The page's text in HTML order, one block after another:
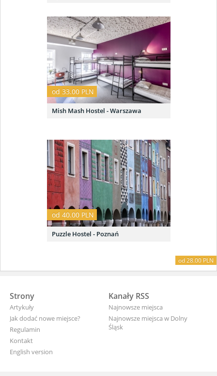
od 28.00 PLN
od 33.00 PLN
Mish Mash Hostel - Warszawa
od 40.00 PLN
Puzzle Hostel - Poznań
Strony
Artykuły
Jak dodać nowe miejsce?
Regulamin
Kontakt
English version
Kanały RSS
Najnowsze miejsca
Najnowsze miejsca w Dolny
Śląsk